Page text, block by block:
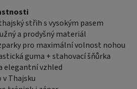
střih s vysokým pasem
a prodyšný materiál
pro maximální volnost nohou
guma + stahovací šňůrka
elegantní vzhled
Thajsku